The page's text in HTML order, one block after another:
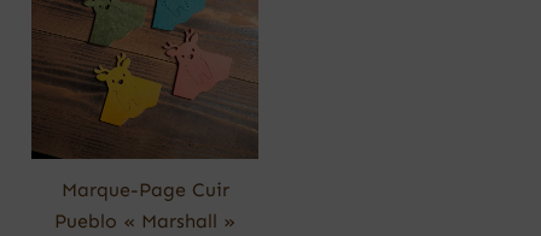
Marque-Page Cuir
Pueblo « Marshall »
variations.
Les
options
peuvent
être
sur